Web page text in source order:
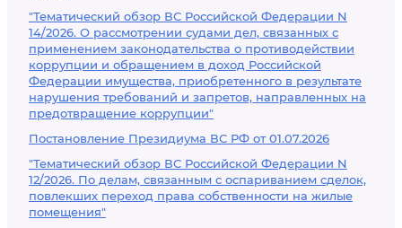
"Тематический обзор ВС Российской Федерации N
14/2026. О рассмотрении судами дел, связанных с
применением законодательства о противодействии
коррупции и обращением в доход Российской
Федерации имущества, приобретенного в результате
нарушения требований и запретов, направленных на
предотвращение коррупции"
Постановление Президиума ВС РФ от 01.07.2026
"Тематический обзор ВС Российской Федерации N
12/2026. По делам, связанным с оспариванием сделок,
повлекших переход права собственности на жилые
помещения"